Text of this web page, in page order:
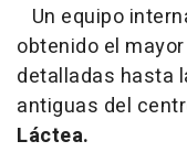
Un equipo
obtenido el
detalladas hasta
antiguas del
Láctea.